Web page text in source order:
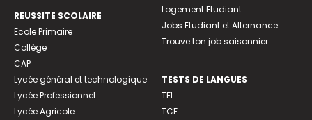
REUSSITE SCOLAIRE
Ecole Primaire
Collège
CAP
Lycée général et technologique
Lycée Professionnel
Lycée Agricole
Logement Etudiant
Jobs Etudiant et Alternance
Trouve ton job saisonnier
TESTS DE LANGUES
TFI
TCF